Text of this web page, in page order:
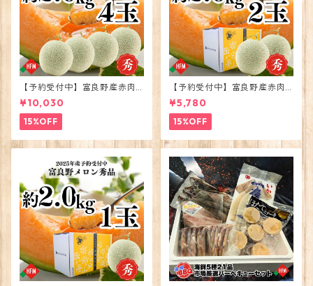
【予約受付中】富良野産赤肉
メロン大玉4玉2026年度出荷
¥10,030
15%OFF
【予約受付中】富良野産赤肉
メロン大玉2玉2026年度出荷
¥5,780
15%OFF